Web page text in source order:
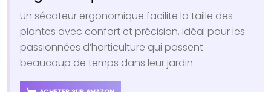
Un sécateur ergonomique facilite la taille des
plantes avec confort et précision, idéal pour les
passionnées d’horticulture qui passent
beaucoup de temps dans leur jardin.